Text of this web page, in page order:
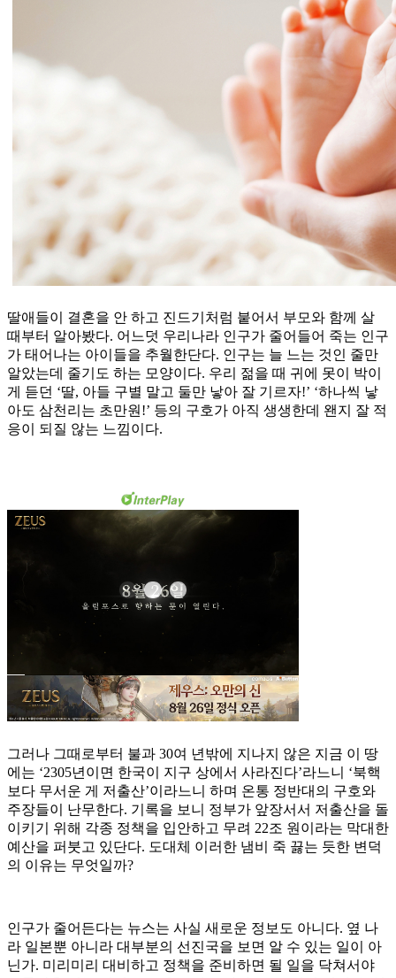
딸애들이 결혼을 안 하고 진드기처럼 붙어서 부모와 함께 살
때부터 알아봤다. 어느덧 우리나라 인구가 줄어들어 죽는 인구
가 태어나는 아이들을 추월한단다. 인구는 늘 느는 것인 줄만
알았는데 줄기도 하는 모양이다. 우리 젊을 때 귀에 못이 박이
게 듣던 ‘딸, 아들 구별 말고 둘만 낳아 잘 기르자!’ ‘하나씩 낳
아도 삼천리는 초만원!’ 등의 구호가 아직 생생한데 왠지 잘 적
응이 되질 않는 느낌이다.
그러나 그때로부터 불과 30여 년밖에 지나지 않은 지금 이 땅
에는 ‘2305년이면 한국이 지구 상에서 사라진다’라느니 ‘북핵
보다 무서운 게 저출산’이라느니 하며 온통 정반대의 구호와
주장들이 난무한다. 기록을 보니 정부가 앞장서서 저출산을 돌
이키기 위해 각종 정책을 입안하고 무려 22조 원이라는 막대한
예산을 퍼붓고 있단다. 도대체 이러한 냄비 죽 끓는 듯한 변덕
의 이유는 무엇일까?
인구가 줄어든다는 뉴스는 사실 새로운 정보도 아니다. 옆 나
라 일본뿐 아니라 대부분의 선진국을 보면 알 수 있는 일이 아
닌가. 미리미리 대비하고 정책을 준비하면 될 일을 닥쳐서야